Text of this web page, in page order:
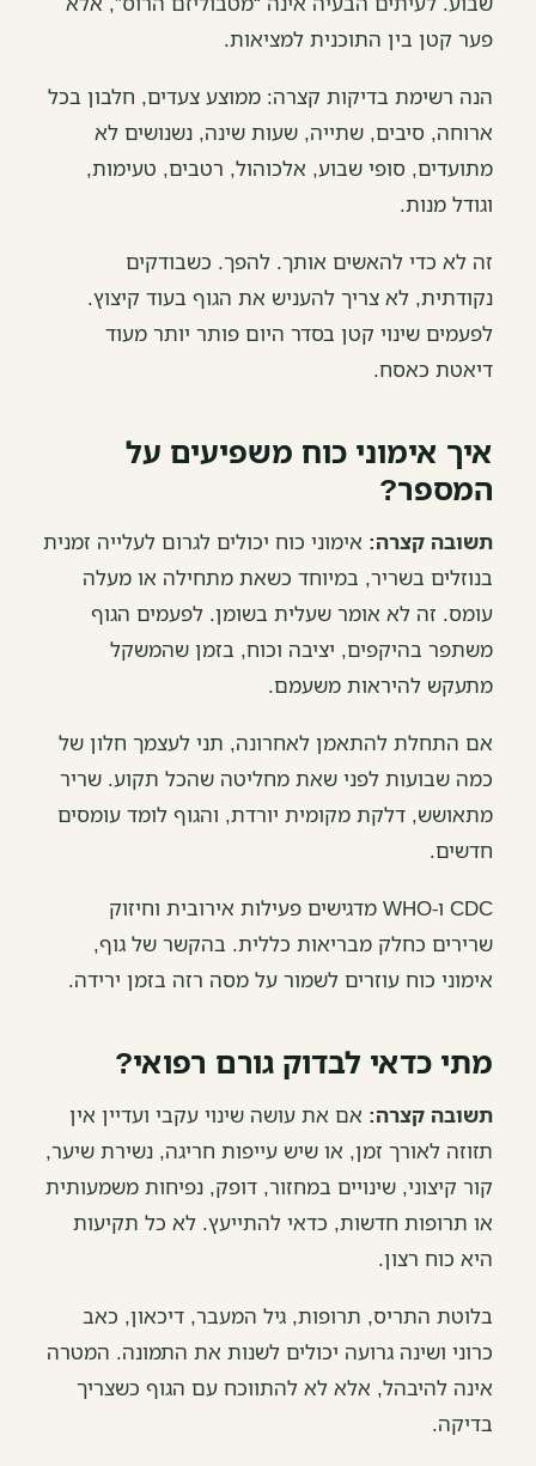
פער קטן בין התוכנית למציאות.
הנה רשימת בדיקות קצרה: ממוצע צעדים, חלבון בכל
ארוחה, סיבים, שתייה, שעות שינה, נשנושים לא
מתועדים, סופי שבוע, אלכוהול, רטבים, טעימות,
וגודל מנות.
זה לא כדי להאשים אותך. להפך. כשבודקים
נקודתית, לא צריך להעניש את הגוף בעוד קיצוץ.
לפעמים שינוי קטן בסדר היום פותר יותר מעוד
דיאטת כאסח.
איך אימוני כוח משפיעים על
המספר?
תשובה קצרה: אימוני כוח יכולים לגרום לעלייה זמנית
בנוזלים בשריר, במיוחד כשאת מתחילה או מעלה
עומס. זה לא אומר שעלית בשומן. לפעמים הגוף
משתפר בהיקפים, יציבה וכוח, בזמן שהמשקל
מתעקש להיראות משעמם.
אם התחלת להתאמן לאחרונה, תני לעצמך חלון של
כמה שבועות לפני שאת מחליטה שהכל תקוע. שריר
מתאושש, דלקת מקומית יורדת, והגוף לומד עומסים
חדשים.
CDC ו-WHO מדגישים פעילות אירובית וחיזוק
שרירים כחלק מבריאות כללית. בהקשר של גוף,
אימוני כוח עוזרים לשמור על מסה רזה בזמן ירידה.
מתי כדאי לבדוק גורם רפואי?
תשובה קצרה: אם את עושה שינוי עקבי ועדיין אין
תזוזה לאורך זמן, או שיש עייפות חריגה, נשירת שיער,
קור קיצוני, שינויים במחזור, דופק, נפיחות משמעותית
או תרופות חדשות, כדאי להתייעץ. לא כל תקיעות
היא כוח רצון.
בלוטת התריס, תרופות, גיל המעבר, דיכאון, כאב
כרוני ושינה גרועה יכולים לשנות את התמונה. המטרה
אינה להיבהל, אלא לא להתווכח עם הגוף כשצריך
בדיקה.